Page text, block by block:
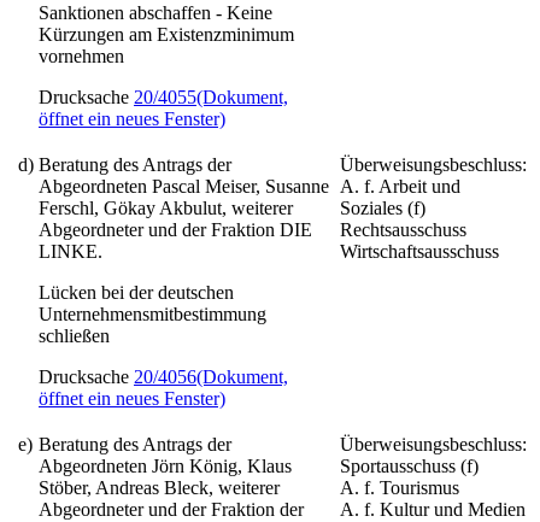
Sanktionen abschaffen - Keine
Kürzungen am Existenzminimum
vornehmen
Drucksache 20/4055(Dokument,
öffnet ein neues Fenster)
d) Beratung des Antrags der
Abgeordneten Pascal Meiser, Susanne
Ferschl, Gökay Akbulut, weiterer
Abgeordneter und der Fraktion DIE
LINKE.
Lücken bei der deutschen
Unternehmensmitbestimmung
schließen
Drucksache 20/4056(Dokument,
öffnet ein neues Fenster)
Überweisungsbeschluss:
A. f. Arbeit und
Soziales (f)
Rechtsausschuss
Wirtschaftsausschuss
e) Beratung des Antrags der
Abgeordneten Jörn König, Klaus
Stöber, Andreas Bleck, weiterer
Abgeordneter und der Fraktion der
Überweisungsbeschluss:
Sportausschuss (f)
A. f. Tourismus
A. f. Kultur und Medien